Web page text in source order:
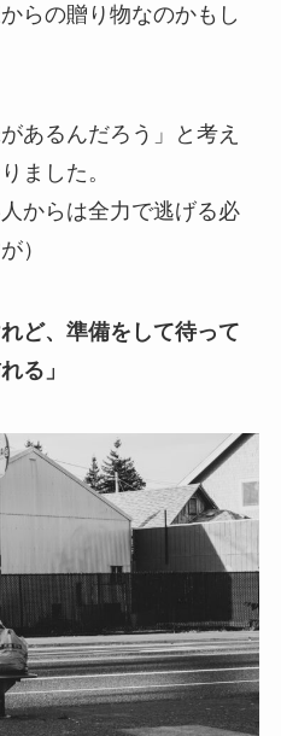
らの贈り物なのかもし
あるんだろう」と考え
ました。
からは全力で逃げる必
）
ど、準備をして待って
る」